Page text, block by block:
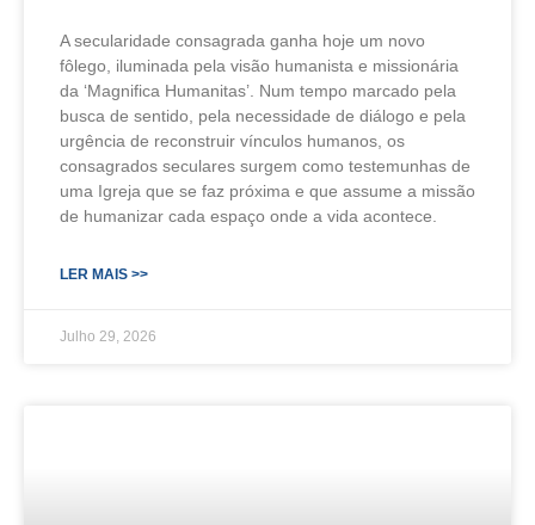
A secularidade consagrada ganha hoje um novo
fôlego, iluminada pela visão humanista e missionária
da ‘Magnifica Humanitas’. Num tempo marcado pela
busca de sentido, pela necessidade de diálogo e pela
urgência de reconstruir vínculos humanos, os
consagrados seculares surgem como testemunhas de
uma Igreja que se faz próxima e que assume a missão
de humanizar cada espaço onde a vida acontece.
LER MAIS >>
Julho 29, 2026